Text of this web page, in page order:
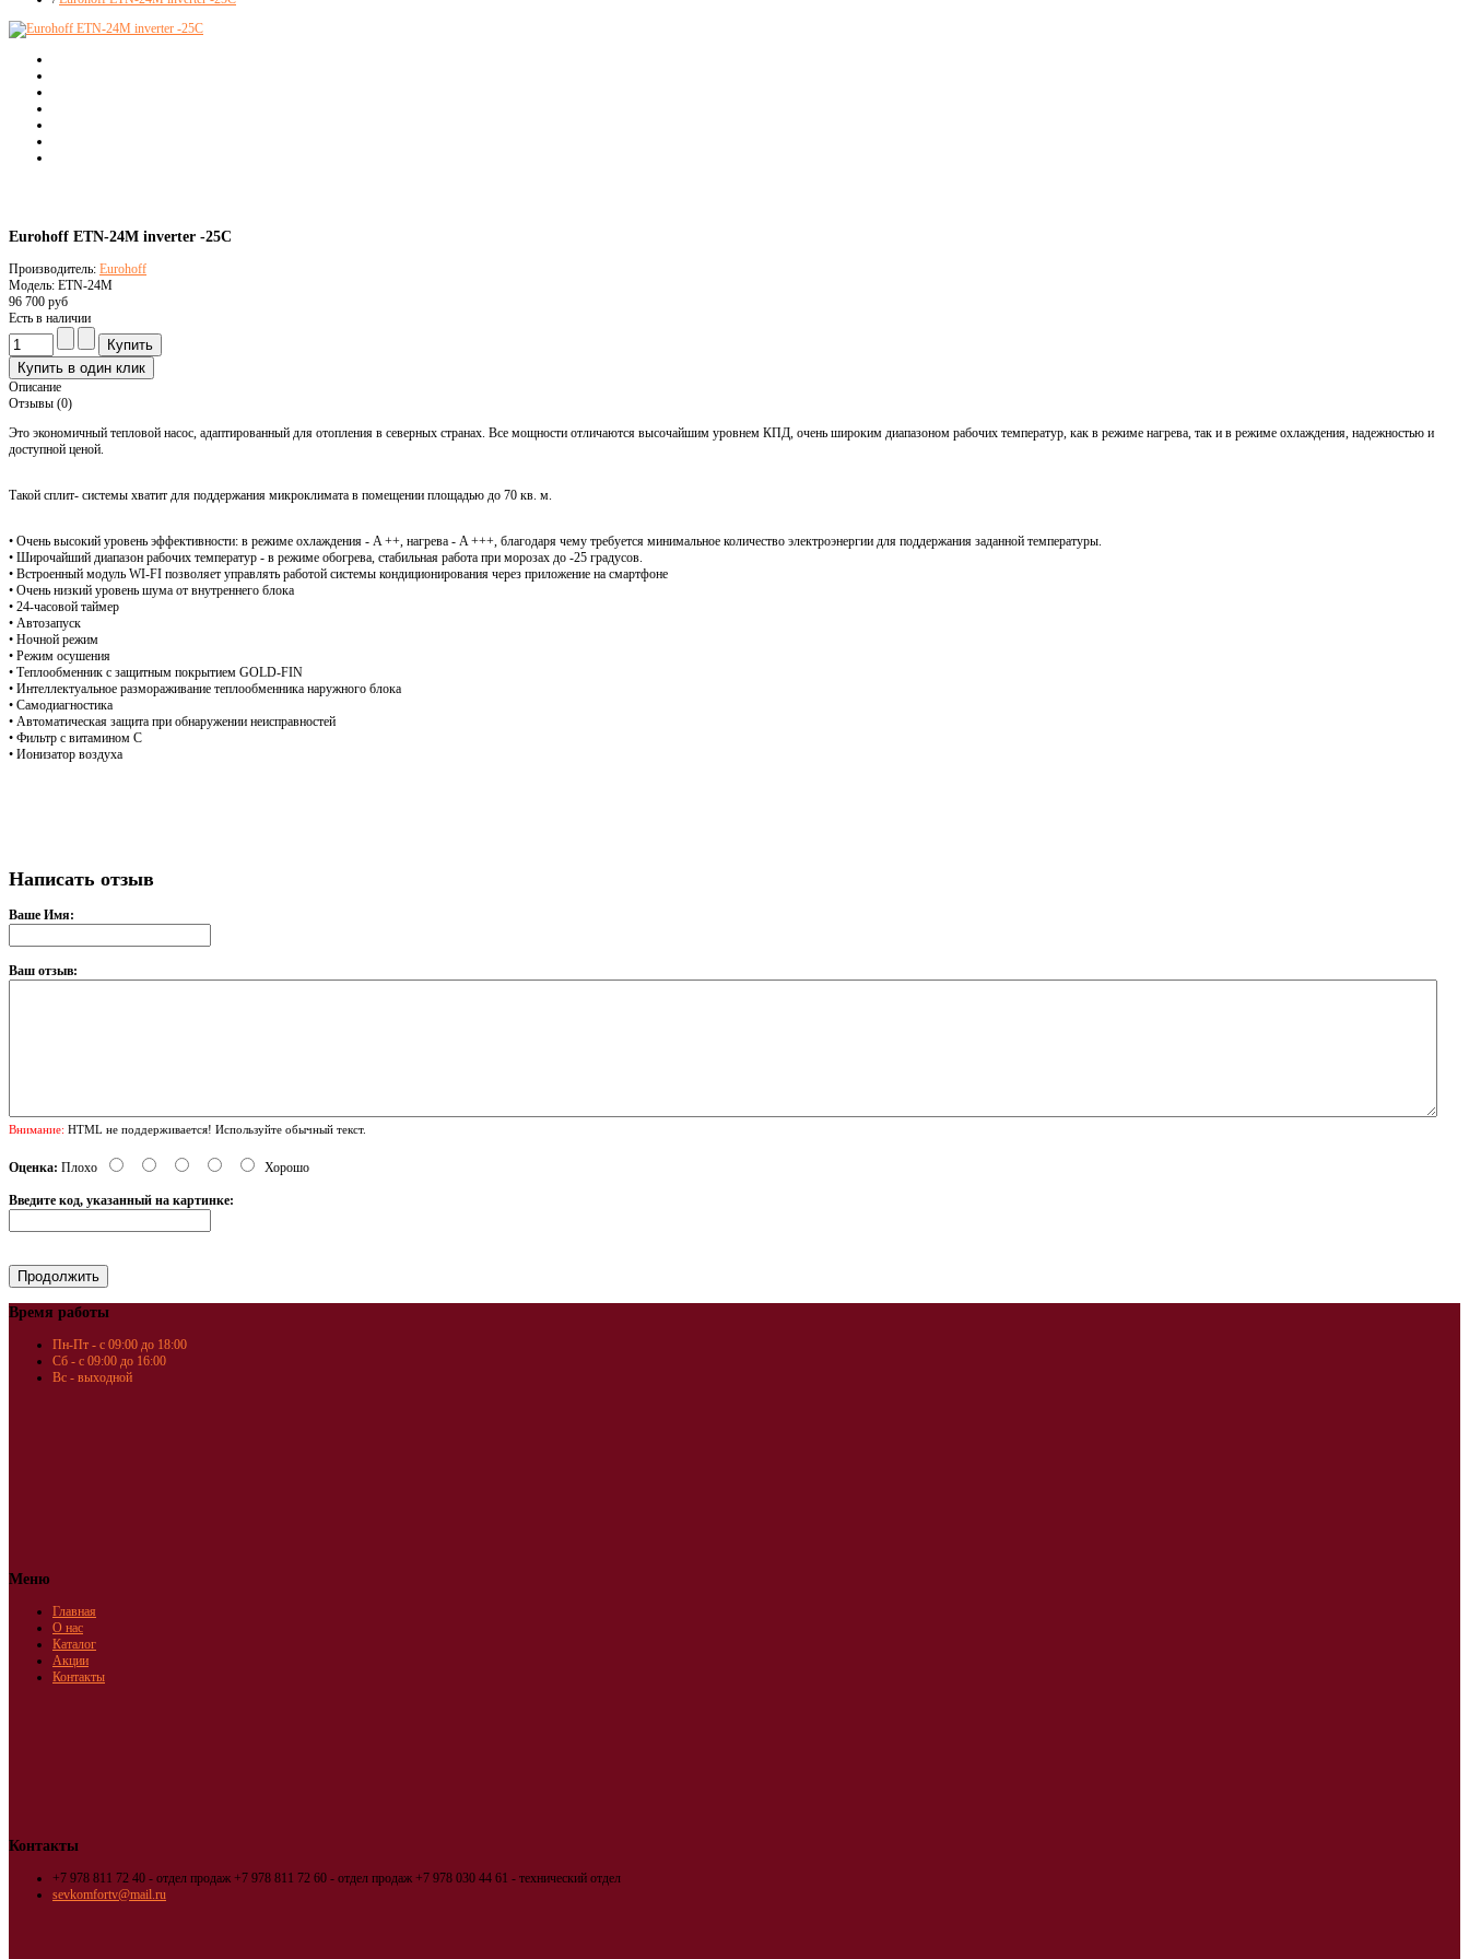
Eurohoff ETN-24M inverter -25C
Производитель: Eurohoff
Модель: ETN-24M
96 700 руб
Есть в наличии
Описание
Отзывы (0)
Это экономичный тепловой насос, адаптированный для отопления в северных странах. Все мощности отличаются высочайшим уровнем КПД, очень широким диапазоном рабочих температур, как в режиме нагрева, так и в режиме охлаждения, надежностью и
доступной ценой.
Такой сплит- системы хватит для поддержания микроклимата в помещении площадью до 70 кв. м.
• Очень высокий уровень эффективности: в режиме охлаждения - A ++, нагрева - A +++, благодаря чему требуется минимальное количество электроэнергии для поддержания заданной температуры.
• Широчайший диапазон рабочих температур - в режиме обогрева, стабильная работа при морозах до -25 градусов.
• Встроенный модуль WI-FI позволяет управлять работой системы кондиционирования через приложение на смартфоне
• Очень низкий уровень шума от внутреннего блока
• 24-часовой таймер
• Автозапуск
• Ночной режим
• Режим осушения
• Теплообменник с защитным покрытием GOLD-FIN
• Интеллектуальное размораживание теплообменника наружного блока
• Самодиагностика
• Автоматическая защита при обнаружении неисправностей
• Фильтр с витамином С
• Ионизатор воздуха
Написать отзыв
Ваше Имя:
Ваш отзыв:
Внимание: HTML не поддерживается! Используйте обычный текст.
Оценка: Плохо Хорошо
Введите код, указанный на картинке:
Время работы
Пн-Пт - с 09:00 до 18:00
Сб - с 09:00 до 16:00
Вс - выходной
Меню
Главная
О нас
Каталог
Акции
Контакты
Контакты
+7 978 811 72 40 - отдел продаж +7 978 811 72 60 - отдел продаж +7 978 030 44 61 - технический отдел
sevkomfortv@mail.ru